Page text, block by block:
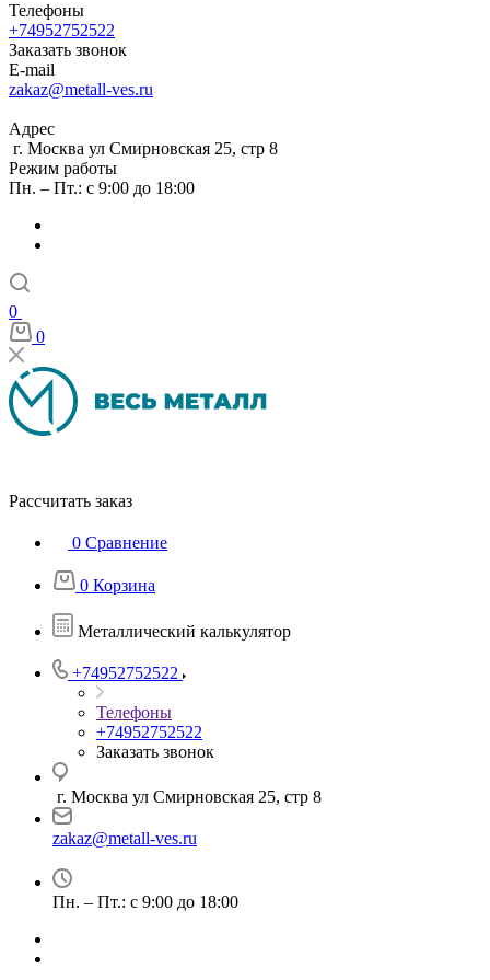
Телефоны
+74952752522
Заказать звонок
E-mail
zakaz@metall-ves.ru
Адрес
г. Москва ул Смирновская 25, стр 8
Режим работы
Пн. – Пт.: с 9:00 до 18:00
0
0
Рассчитать заказ
0 Сравнение
0 Корзина
Металлический калькулятор
+74952752522
Телефоны
+74952752522
Заказать звонок
г. Москва ул Смирновская 25, стр 8
zakaz@metall-ves.ru
Пн. – Пт.: с 9:00 до 18:00